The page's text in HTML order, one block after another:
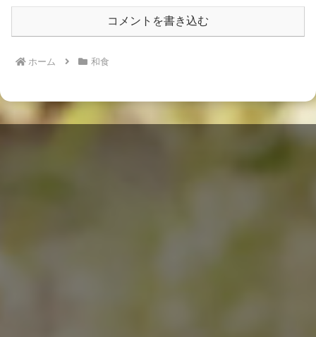
コメントを書き込む
ホーム 和食